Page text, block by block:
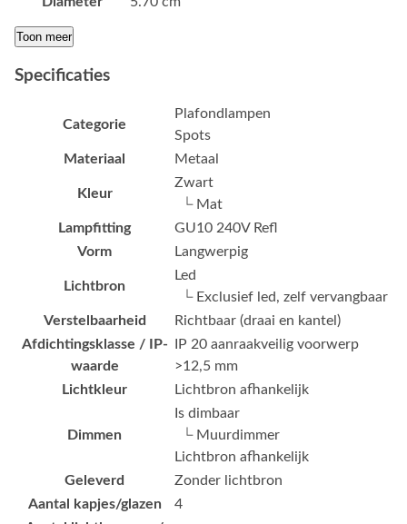
Toon meer
Specificaties
Categorie
Plafondlampen
Spots
Materiaal
Metaal
Kleur
Zwart
└ Mat
Lampfitting
GU10 240V Refl
Vorm
Langwerpig
Lichtbron
Led
└ Exclusief led, zelf vervangbaar
Verstelbaarheid
Richtbaar (draai en kantel)
Afdichtingsklasse / IP-
waarde
IP 20 aanraakveilig voorwerp
>12,5 mm
Lichtkleur
Lichtbron afhankelijk
Dimmen
Is dimbaar
└ Muurdimmer
Lichtbron afhankelijk
Geleverd
Zonder lichtbron
Aantal kapjes/glazen
4